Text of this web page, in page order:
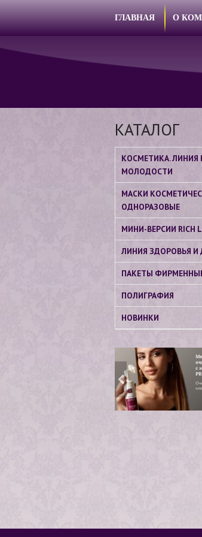
ГЛАВНАЯ О
КАТАЛОГ
КОСМЕТИКА. ЛИНИЯ
МОЛОДОСТИ
МАСКИ
ОДНОРАЗОВЫЕ
МИНИ-ВЕРСИИ RICH
ЛИНИЯ ЗДОРОВЬЯ И
ПАКЕТЫ
ПОЛИГРАФИЯ
НОВИНКИ